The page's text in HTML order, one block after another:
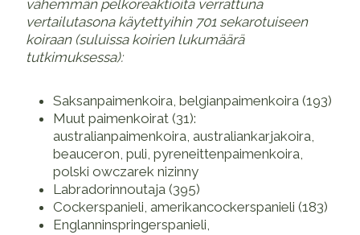
vähemmän pelkoreaktioita verrattuna
vertailutasona käytettyihin 701 sekarotuiseen
koiraan (suluissa koirien lukumäärä
tutkimuksessa):
Saksanpaimenkoira, belgianpaimenkoira (193)
Muut paimenkoirat (31):
australianpaimenkoira, australiankarjakoira,
beauceron, puli, pyreneittenpaimenkoira,
polski owczarek nizinny
Labradorinnoutaja (395)
Cockerspanieli, amerikancockerspanieli (183)
Englanninspringerspanieli,